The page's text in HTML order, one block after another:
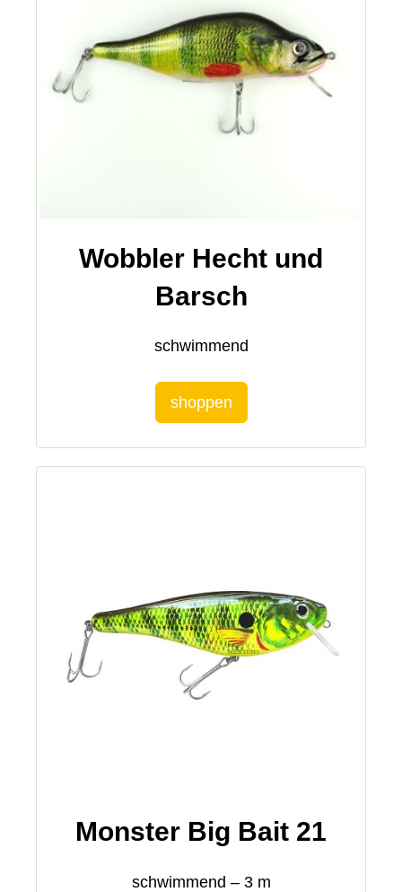
Wobbler Hecht und
Barsch
schwimmend
shoppen
Monster Big Bait 21
schwimmend – 3 m